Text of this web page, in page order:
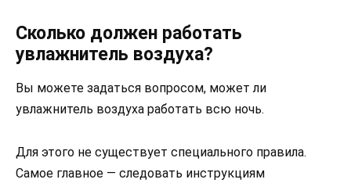
Сколько должен работать
увлажнитель воздуха?
Вы можете задаться вопросом, может ли
увлажнитель воздуха работать всю ночь.
Для этого не существует специального правила.
Самое главное — следовать инструкциям